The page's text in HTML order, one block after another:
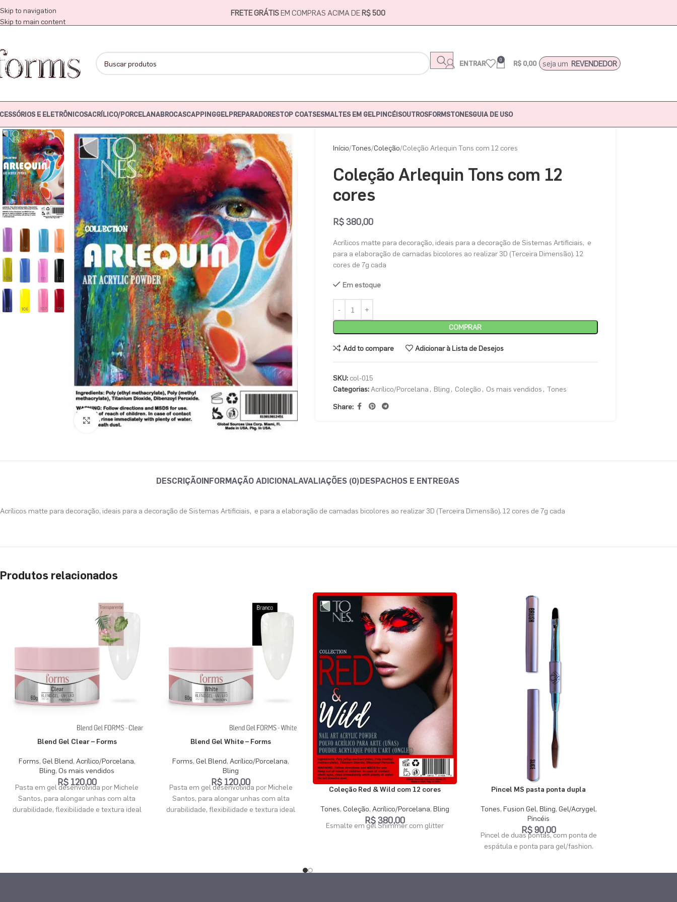
Skip to navigation
Skip to main content
FRETE GRÁTISEM COMPRAS ACIMA DER$ 500
ENTRAR 0 R$ 0,00 seja um REVENDEDOR
E ELETRÔNICOSACRÍLICO/PORCELANABROCASCAPPINGGELPREPARADORESTOP COATSESMALTES EM GELPINCÉISOUTROSFORMSTONESGUIA DE USO
Clique para ampliar
Início Tones Coleção Coleção Arlequin Tons com 12 cores
Coleção Arlequin Tons com 12
cores
R$380,00
Acrílicos matte para decoração, ideais para a decoração de Sistemas Artificiais, e
para a elaboração de camadas bicolores ao realizar 3D (Terceira Dimensão). 12
cores de 7g cada
Em estoque
COMPRAR
Add to compare Adicionar à Lista de Desejos
SKU: col-015
Categorias:Acrílico/Porcelana , Bling , Coleção , Os mais vendidos , Tones
Share:
DESCRIÇÃOINFORMAÇÃO ADICIONALAVALIAÇÕES (0)DESPACHOS E ENTREGAS
Acrílicos matte para decoração, ideais para a decoração de Sistemas Artificiais, e para a elaboração de camadas bicolores ao realizar 3D (Terceira Dimensão). 12 cores de 7g cada
Produtos relacionados
Blend Gel Clear – Forms
Forms, Gel Blend, Acrílico/Porcelana,
Bling, Os mais vendidos
R$120,00
Pasta em gel desenvolvida por Michele
Santos, para alongar unhas com alta
durabilidade, flexibilidade e textura ideal
lixamento excessivo, além de não conter
Blend Gel White – Forms
Forms, Gel Blend,Acrílico/Porcelana,
Bling
R$ 120,00
Pasta em gel desenvolvida por Michele
Santos, para alongar unhas com alta
durabilidade, flexibilidade e textura ideal
lixamento excessivo, além de não conter
Coleção Red & Wild com 12 cores
Tones, Coleção, Acrílico/Porcelana, Bling
R$380,00
Esmalte em gel Shimmer com glitter
Pincel MS pasta ponta dupla
Tones, Fusion Gel, Bling, Gel/Acrygel,
Pincéis
R$90,00
Pincel de duas pontas, com ponta de
espátula e ponta para gel/fashion.